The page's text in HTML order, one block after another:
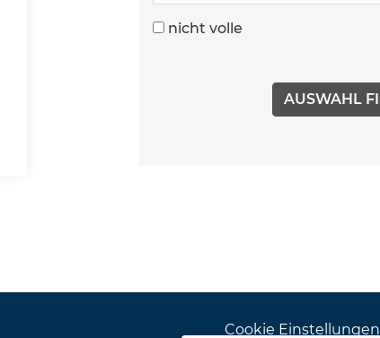
nicht volle
Cookie Einstellungen